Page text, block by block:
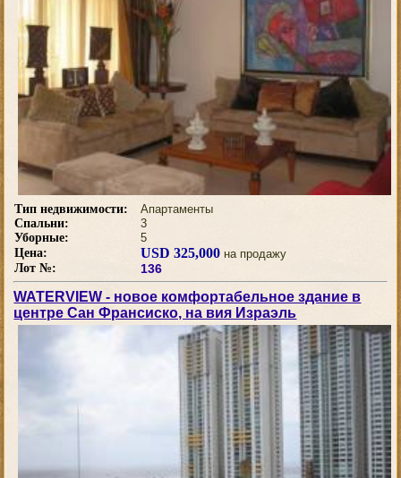
Тип недвижимости:
Апартаменты
Спальни:
3
Уборные:
5
Цена:
USD 325,000 на продажу
Лот №:
136
WATERVIEW - новое комфортабельное здание в
центре Сан Франсиско, на вия Израэль